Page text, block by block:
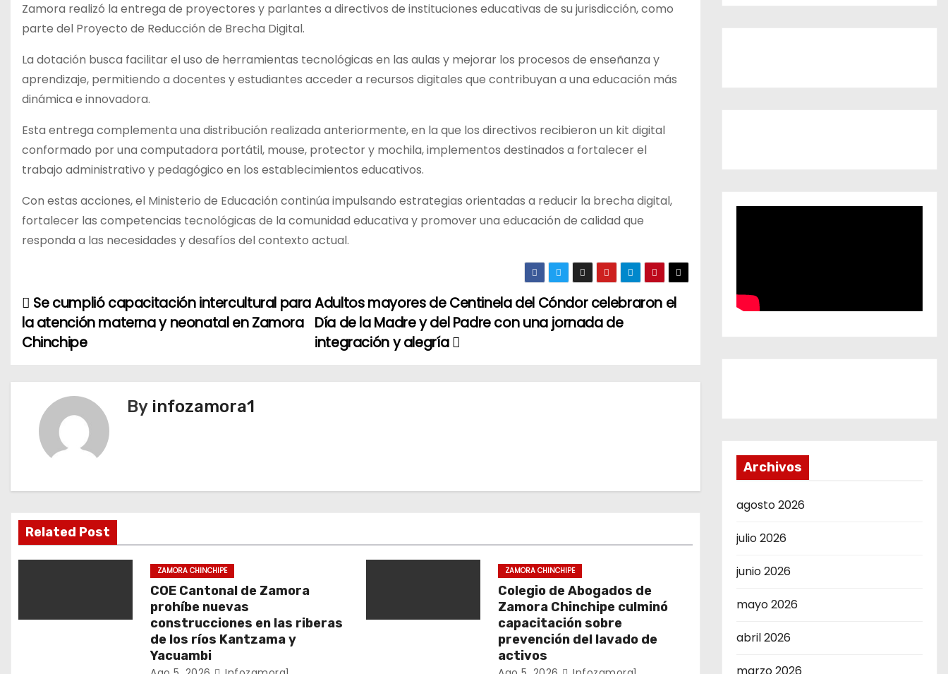
Zamora realizó la entrega de proyectores y parlantes a directivos de instituciones educativas de su jurisdicción, como
parte del Proyecto de Reducción de Brecha Digital.
La dotación busca facilitar el uso de herramientas tecnológicas en las aulas y mejorar los procesos de enseñanza y
aprendizaje, permitiendo a docentes y estudiantes acceder a recursos digitales que contribuyan a una educación más
dinámica e innovadora.
Esta entrega complementa una distribución realizada anteriormente, en la que los directivos recibieron un kit digital
conformado por una computadora portátil, mouse, protector y mochila, implementos destinados a fortalecer el
trabajo administrativo y pedagógico en los establecimientos educativos.
Con estas acciones, el Ministerio de Educación continúa impulsando estrategias orientadas a reducir la brecha digital,
fortalecer las competencias tecnológicas de la comunidad educativa y promover una educación de calidad que
responda a las necesidades y desafíos del contexto actual.
N
a
c
i
ó
Adultos mayores de Centinela del Cóndor celebraron el
Día de la Madre y del Padre con una jornada de
integración y alegría
Se cumplió capacitación intercultural para
la atención materna y neonatal en Zamora
Chinchipe
By infozamora1
Related Post
ZAMORA CHINCHIPE
COE Cantonal de Zamora
prohíbe nuevas
construcciones en las riberas
de los ríos Kantzama y
Yacuambi
ZAMORA CHINCHIPE
Colegio de Abogados de
Zamora Chinchipe culminó
capacitación sobre
prevención del lavado de
activos
Archivos
agosto 2026
julio 2026
junio 2026
mayo 2026
abril 2026
marzo 2026